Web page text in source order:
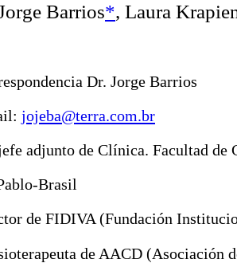
Barrios*, Laura
Dr. Jorge Barrios
jojeba@terra.com.br
adjunto de Clínica. Facultad de
Brasil
de FIDIVA (Fundación
de AACD (Asociación